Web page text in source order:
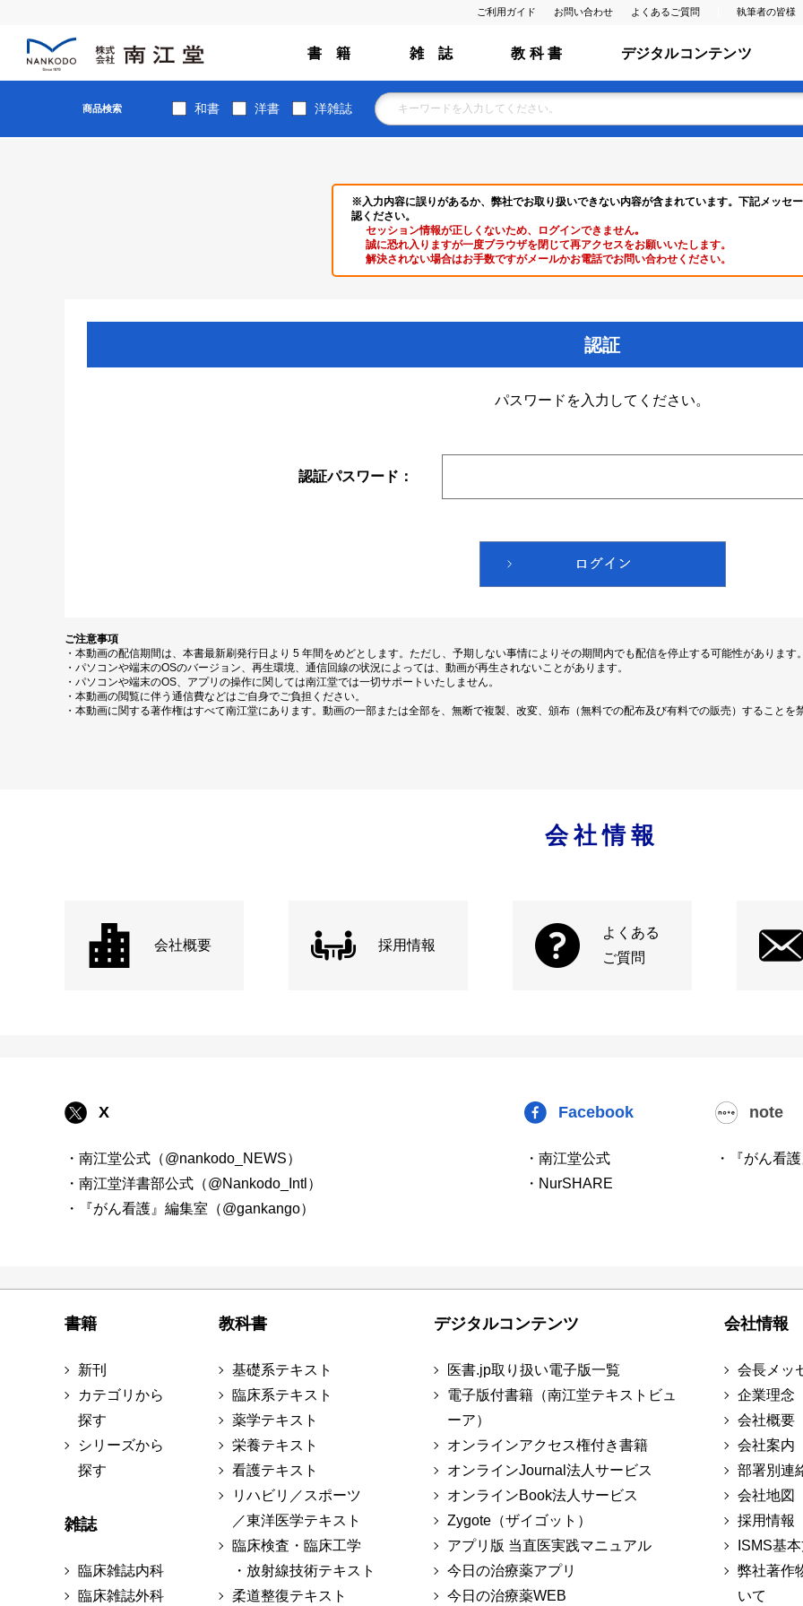
ご利用ガイド お問い合わせ よくあるご質問 執筆者の皆様
書 籍 雑 誌 教 科 書 デジタルコンテンツ
商品検索 和書 洋書 洋雑誌
※入力内容に誤りがあるか、弊社でお取り扱いできない内容が含まれています。下記メッセ
認ください。
セッション情報が正しくないため、ログインできません｡
誠に恐れ入りますが一度ブラウザを閉じて再アクセスをお願いいたします。
解決されない場合はお手数ですがメールかお電話でお問い合わせください。
認証
パスワードを入力してください。
認証パスワード：
ご注意事項
・本動画の配信期間は、本書最新刷発行日より 5 年間をめどとします。ただし、予期しない事情によりその期間内でも配信を停止する可能性があります。
・パソコンや端末のOSのバージョン、再生環境、通信回線の状況によっては、動画が再生されないことがあります。
・パソコンや端末のOS、アプリの操作に関しては南江堂では一切サポートいたしません。
・本動画の閲覧に伴う通信費などはご自身でご負担ください。
・本動画に関する著作権はすべて南江堂にあります。動画の一部または全部を、無断で複製、改変、頒布（無料での配布及び有料での販売）することを
会社情報
会社概要 採用情報
よくある
ご質問
X
・南江堂公式（@nankodo_NEWS）
・南江堂洋書部公式（@Nankodo_Intl）
・『がん看護』編集室（@gankango）
Facebook
・南江堂公式
・NurSHARE
note
・『がん看
書籍
新刊
カテゴリから
探す
シリーズから
探す
雑誌
臨床雑誌内科
臨床雑誌外科
教科書
基礎系テキスト
臨床系テキスト
薬学テキスト
栄養テキスト
看護テキスト
リハビリ／スポーツ
／東洋医学テキスト
臨床検査・臨床工学
・放射線技術テキスト
柔道整復テキスト
デジタルコンテンツ
医書.jp取り扱い電子版一覧
電子版付書籍（南江堂テキストビュ
ーア）
オンラインアクセス権付き書籍
オンラインJournal法人サービス
オンラインBook法人サービス
Zygote（ザイゴット）
アプリ版 当直医実践マニュアル
今日の治療薬アプリ
今日の治療薬WEB
会社情報
会長メッ
企業理念
会社概要
会社案内
部署別連
会社地図
採用情報
ISMS基
弊社著作
いて